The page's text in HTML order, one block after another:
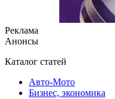
Реклама
Анонсы
Каталог статей
Авто-Мото
Бизнес, экономика